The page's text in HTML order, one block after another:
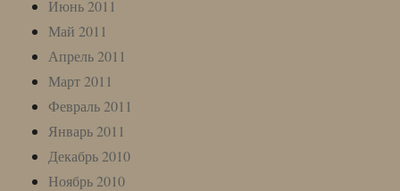
Июнь 2011
Май 2011
Апрель 2011
Март 2011
Февраль 2011
Январь 2011
Декабрь 2010
Ноябрь 2010